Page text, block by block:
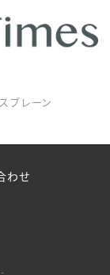
ブレーン
わせ